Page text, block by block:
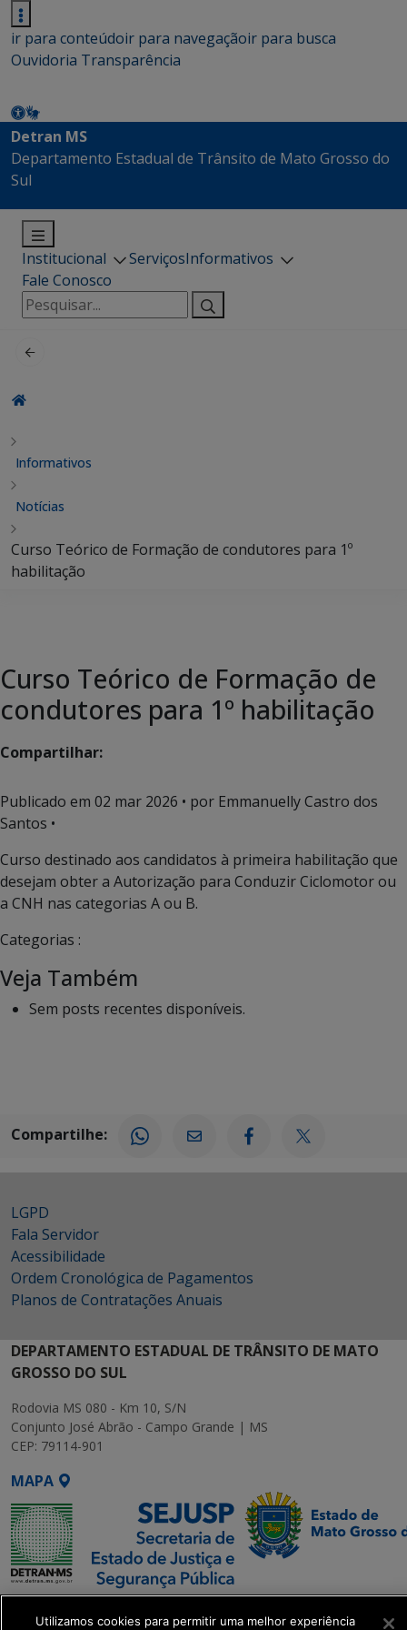
ir para conteúdoir para navegaçãoir para busca
Ouvidoria Transparência
Detran MS
Departamento Estadual de Trânsito de Mato Grosso do
Sul
Institucional ServiçosInformativos
Fale Conosco
Pesquisar
por:
Informativos
Notícias
Curso Teórico de Formação de condutores para 1º
habilitação
Curso Teórico de Formação de
condutores para 1º habilitação
Compartilhar:
Publicado em 02 mar 2026 • por Emmanuelly Castro dos
Santos •
Curso destinado aos candidatos à primeira habilitação que
desejam obter a Autorização para Conduzir Ciclomotor ou
a CNH nas categorias A ou B.
Categorias :
Veja Também
Sem posts recentes disponíveis.
Compartilhe:
LGPD
Fala Servidor
Acessibilidade
Ordem Cronológica de Pagamentos
Planos de Contratações Anuais
DEPARTAMENTO ESTADUAL DE TRÂNSITO DE MATO
GROSSO DO SUL
Rodovia MS 080 - Km 10, S/N
Conjunto José Abrão - Campo Grande | MS
CEP: 79114-901
MAPA
Utilizamos cookies para permitir uma melhor experiência